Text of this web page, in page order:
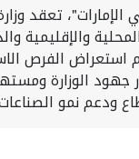
تعقد
والإقليمية
استعراض الفرص
الوزارة
ودعم نمو